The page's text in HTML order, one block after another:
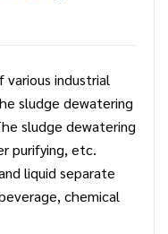
various industrial
sludge dewatering
sludge dewatering
purifying, etc.
liquid separate
chemical